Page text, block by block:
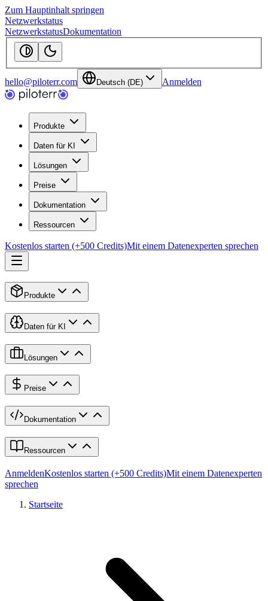
Zum Hauptinhalt springen
Netzwerkstatus
NetzwerkstatusDokumentation
hello@piloterr.com Deutsch (DE) Anmelden
Produkte
Daten für KI
Lösungen
Preise
Dokumentation
Ressourcen
Kostenlos starten (+500 Credits)Mit einem Datenexperten sprechen
Produkte
Daten für KI
Lösungen
Preise
Dokumentation
Ressourcen
AnmeldenKostenlos starten (+500 Credits)Mit einem Datenexperten
sprechen
Startseite